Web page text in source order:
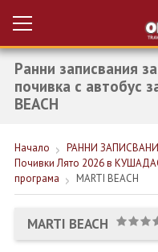
Вход за агенти
НОВА ГОДИНА ТУРЦИЯ
НОВА ГОДИНА
Ранни записвания
почивка с автобус
BEACH
Начало РАННИ
Почивки Лято 2026 в
програма
MARTI BEACH
MARTI BEACH